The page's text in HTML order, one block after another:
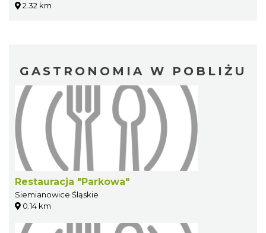
2.32 km
GASTRONOMIA W POBLIŻU
Restauracja "Parkowa"
Siemianowice Śląskie
0.14 km